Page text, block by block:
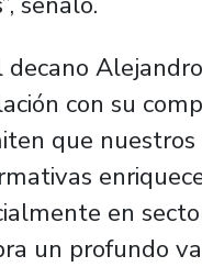
decano
con su
que
en
un profundo